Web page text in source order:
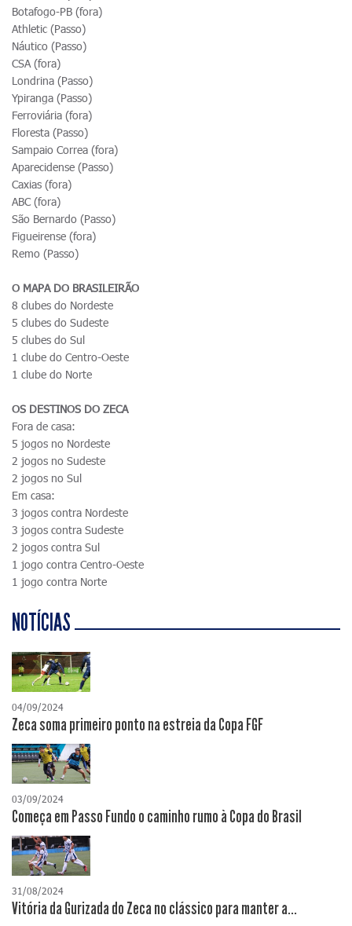
Botafogo-PB (fora)
Athletic (Passo)
Náutico (Passo)
CSA (fora)
Londrina (Passo)
Ypiranga (Passo)
Ferroviária (fora)
Floresta (Passo)
Sampaio Correa (fora)
Aparecidense (Passo)
Caxias (fora)
ABC (fora)
São Bernardo (Passo)
Figueirense (fora)
Remo (Passo)
O MAPA DO BRASILEIRÃO
8 clubes do Nordeste
5 clubes do Sudeste
5 clubes do Sul
1 clube do Centro-Oeste
1 clube do Norte
OS DESTINOS DO ZECA
Fora de casa:
5 jogos no Nordeste
2 jogos no Sudeste
2 jogos no Sul
Em casa:
3 jogos contra Nordeste
3 jogos contra Sudeste
2 jogos contra Sul
1 jogo contra Centro-Oeste
1 jogo contra Norte
NOTÍCIAS
04/09/2024
Zeca soma primeiro ponto na estreia da Copa FGF
03/09/2024
Começa em Passo Fundo o caminho rumo à Copa do Brasil
31/08/2024
Vitória da Gurizada do Zeca no clássico para manter a...